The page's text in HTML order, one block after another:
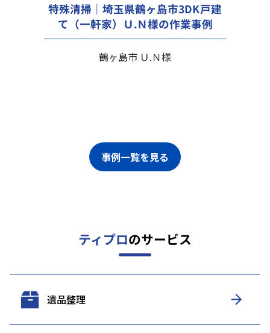
特殊清掃｜埼玉県鶴ヶ島市3DK戸建
て（一軒家）Ｕ.Ｎ様の作業事例
鶴ヶ島市 Ｕ.Ｎ様
事例一覧を見る
ティプロのサービス
遺品整理